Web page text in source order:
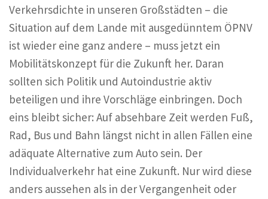
Verkehrsdichte in unseren Großstädten – die
Situation auf dem Lande mit ausgedünntem ÖPNV
ist wieder eine ganz andere – muss jetzt ein
Mobilitätskonzept für die Zukunft her. Daran
sollten sich Politik und Autoindustrie aktiv
beteiligen und ihre Vorschläge einbringen. Doch
eins bleibt sicher: Auf absehbare Zeit werden Fuß,
Rad, Bus und Bahn längst nicht in allen Fällen eine
adäquate Alternative zum Auto sein. Der
Individualverkehr hat eine Zukunft. Nur wird diese
anders aussehen als in der Vergangenheit oder